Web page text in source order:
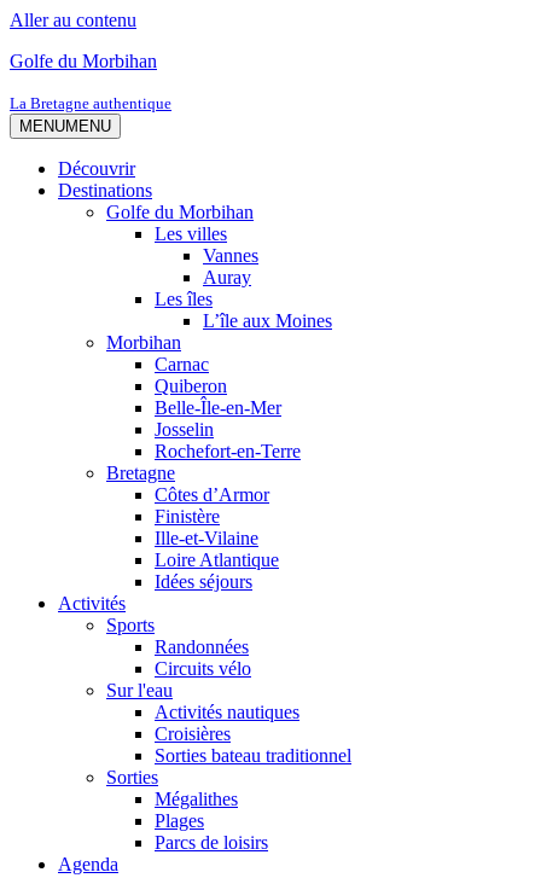
Aller au contenu
Golfe du Morbihan
La Bretagne authentique
MENUMENU
Découvrir
Destinations
Golfe du Morbihan
Les villes
Vannes
Auray
Les îles
L’île aux Moines
Morbihan
Carnac
Quiberon
Belle-Île-en-Mer
Josselin
Rochefort-en-Terre
Bretagne
Côtes d’Armor
Finistère
Ille-et-Vilaine
Loire Atlantique
Idées séjours
Activités
Sports
Randonnées
Circuits vélo
Sur l'eau
Activités nautiques
Croisières
Sorties bateau traditionnel
Sorties
Mégalithes
Plages
Parcs de loisirs
Agenda